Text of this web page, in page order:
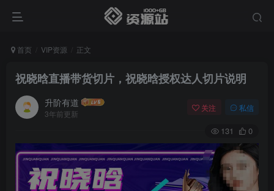
首页 VIP资源 正文
祝晓晗直播带货切片，祝晓晗授权达人切片说明
升阶有道
3年前更新
关注 私信
131 0